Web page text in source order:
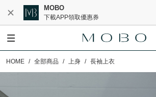
MOBO
下載APP領取優惠券
HOME 全部商品 上身 長袖上衣